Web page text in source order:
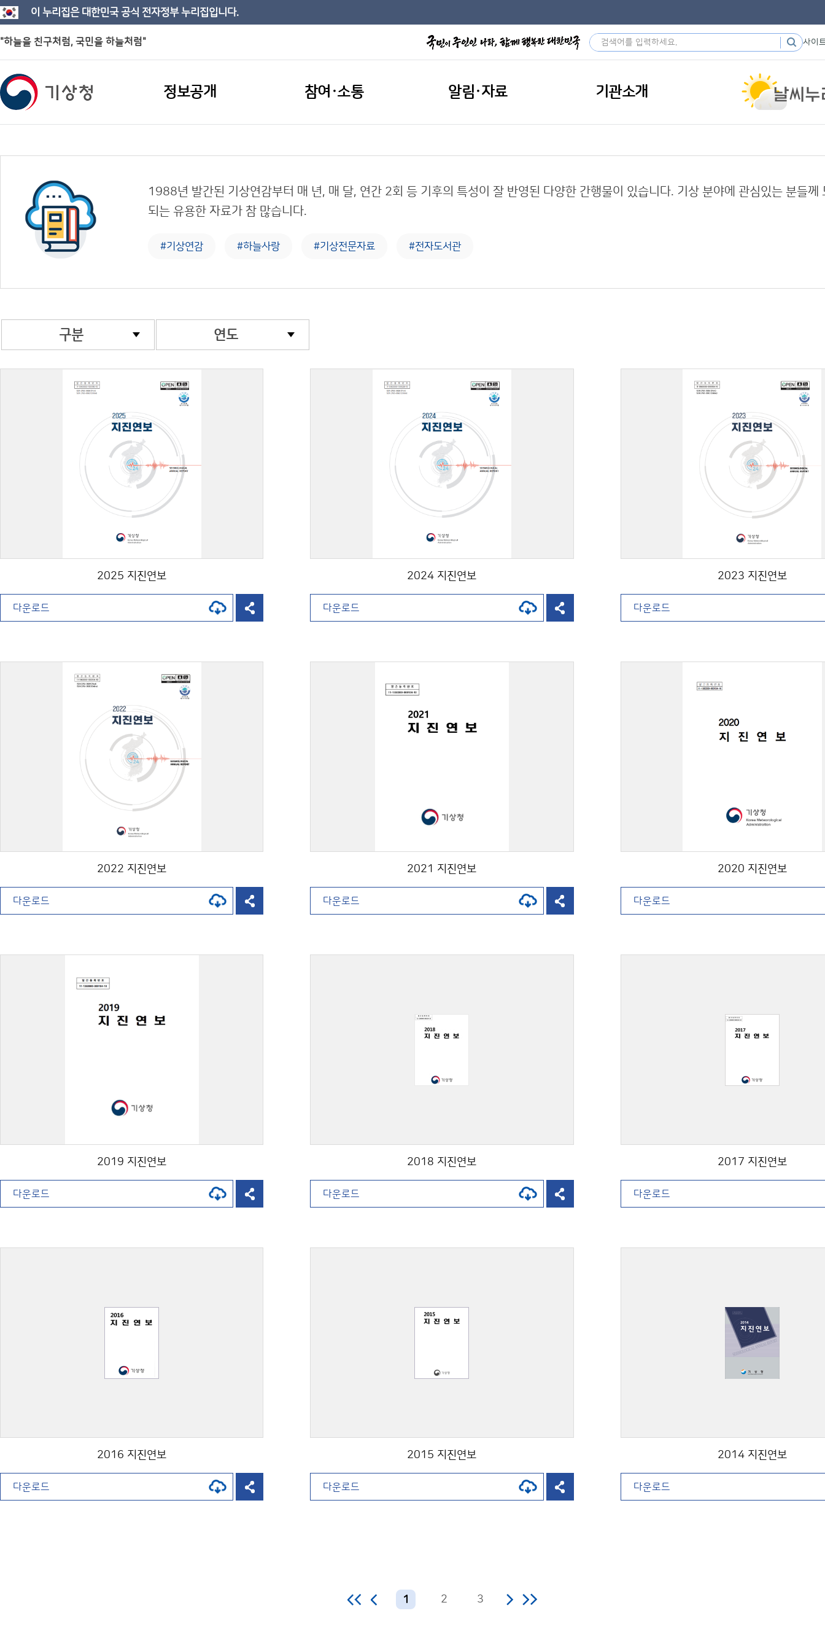
이 누리집은 대한민국 공식 전자정부 누리집입니다.
"하늘을 친구처럼, 국민을 하늘처럼" 사이
정보공개 참여·소통 알림·자료 기관소개
1988년 발간된 기상연감부터 매 년, 매 달, 연간 2회 등 기후의 특성이 잘 반영된 다양한 간행물이 있습니다. 기상 분야에 관심있는 분들께
되는 유용한 자료가 참 많습니다.
#기상연감 #하늘사랑 #기상전문자료 #전자도서관
구분 연도
2025 지진연보
다운로드
2024 지진연보
다운로드
2023 지진연보
다운로드
2022 지진연보
다운로드
2021 지진연보
다운로드
2020 지진연보
다운로드
2019 지진연보
다운로드
2018 지진연보
다운로드
2017 지진연보
다운로드
2016 지진연보
다운로드
2015 지진연보
다운로드
2014 지진연보
다운로드
1 2 3